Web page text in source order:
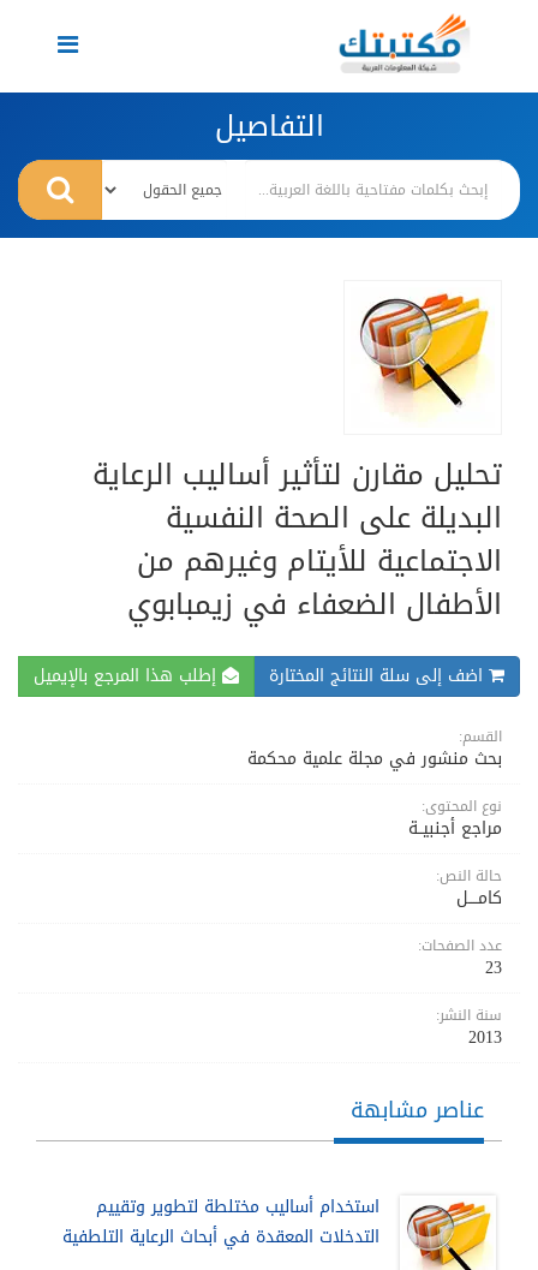
Toggle
navigation
التفاصيل
تحليل مقارن لتأثير أساليب الرعاية
البديلة على الصحة النفسية
الاجتماعية للأيتام وغيرهم من
الأطفال الضعفاء في زيمبابوي
اضف إلى سلة النتائج المختارة إطلب هذا المرجع بالإيميل
القسم:
بحث منشور في مجلة علمية محكمة
نوع المحتوى:
مراجع أجنبيــة
حالة النص:
كامــــل
عدد الصفحات:
23
سنة النشر:
2013
عناصر مشابهة
استخدام أساليب مختلطة لتطوير وتقييم
التدخلات المعقدة في أبحاث الرعاية التلطفية